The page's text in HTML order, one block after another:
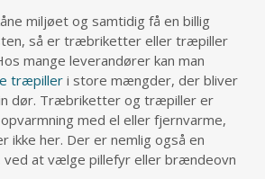
miljøet og samtidig få en billig
så er træbriketter eller træpiller
mange leverandører kan man
træpiller i store mængder, der bliver
dør. Træbriketter og træpiller er
med el eller fjernvarme,
ikke her. Der er nemlig også en
at vælge pillefyr eller brændeovn